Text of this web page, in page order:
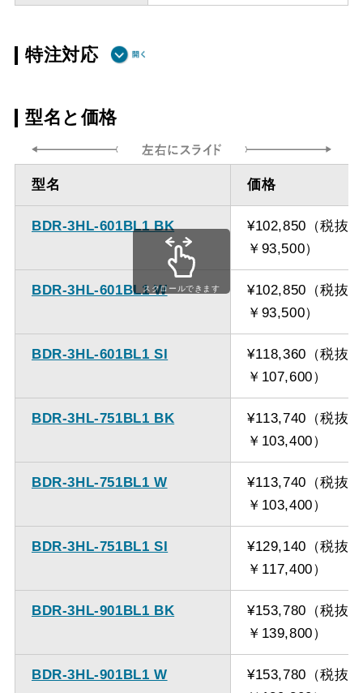
特注対応
方
ダクト方向 上
方
最大寸法 1235ｍｍ
備考
点検口を設けての最小寸
法は弊社にお問い合わせ
ください。
型名と価格
型名 価格
BDR-3HL-601BL1 BK
¥102,850（税抜
￥93,500）
BDR-3HL-601BL1 W
¥102,850（税抜
￥93,500）
BDR-3HL-601BL1 SI
¥118,360（税抜
￥107,600）
BDR-3HL-751BL1 BK
¥113,740（税抜
￥103,400）
BDR-3HL-751BL1 W
¥113,740（税抜
￥103,400）
BDR-3HL-751BL1 SI
¥129,140（税抜
￥117,400）
BDR-3HL-901BL1 BK
¥153,780（税抜
￥139,800）
BDR-3HL-901BL1 W
¥153,780（税抜
スクロールできます